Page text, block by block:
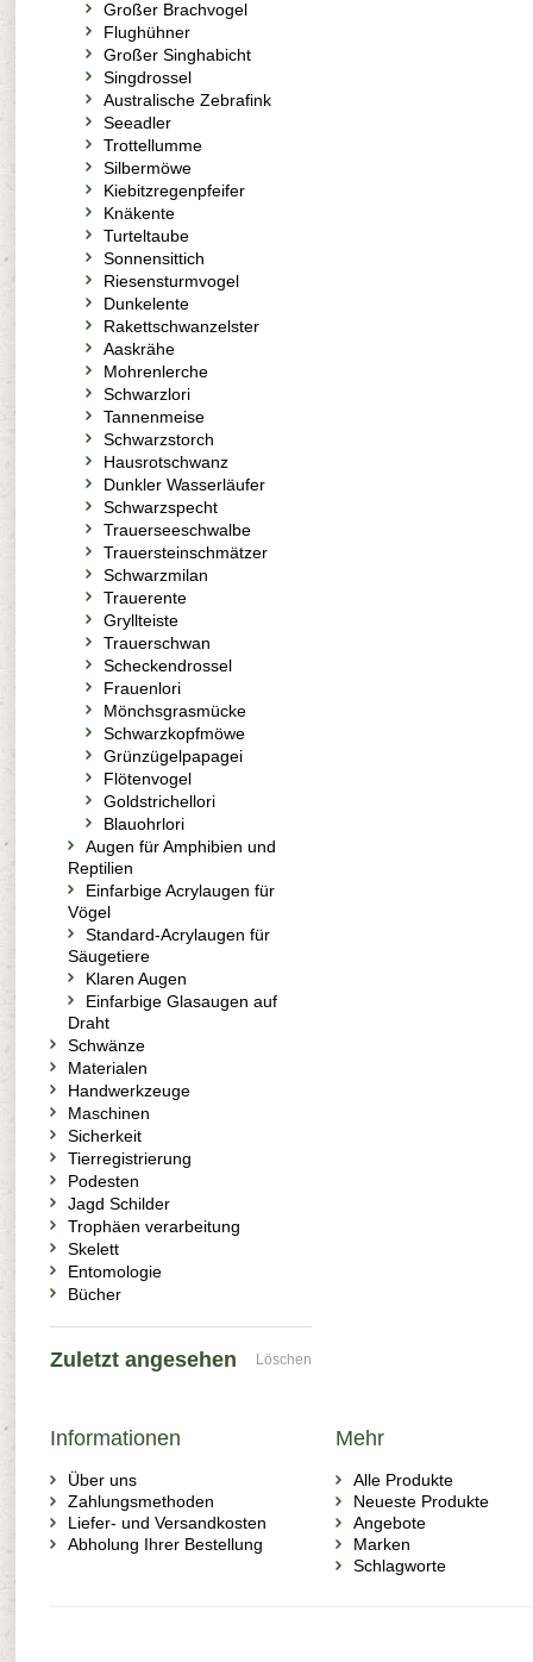
Großer Brachvogel
Flughühner
Großer Singhabicht
Singdrossel
Australische Zebrafink
Seeadler
Trottellumme
Silbermöwe
Kiebitzregenpfeifer
Knäkente
Turteltaube
Sonnensittich
Riesensturmvogel
Dunkelente
Rakettschwanzelster
Aaskrähe
Mohrenlerche
Schwarzlori
Tannenmeise
Schwarzstorch
Hausrotschwanz
Dunkler Wasserläufer
Schwarzspecht
Trauerseeschwalbe
Trauersteinschmätzer
Schwarzmilan
Trauerente
Gryllteiste
Trauerschwan
Scheckendrossel
Frauenlori
Mönchsgrasmücke
Schwarzkopfmöwe
Grünzügelpapagei
Flötenvogel
Goldstrichellori
Blauohrlori
Augen für Amphibien und
Reptilien
Einfarbige Acrylaugen für
Vögel
Standard-Acrylaugen für
Säugetiere
Klaren Augen
Einfarbige Glasaugen auf
Draht
Schwänze
Materialen
Handwerkzeuge
Maschinen
Sicherkeit
Tierregistrierung
Podesten
Jagd Schilder
Trophäen verarbeitung
Skelett
Entomologie
Bücher
Zuletzt angesehen Löschen
Informationen
Über uns
Zahlungsmethoden
Liefer- und Versandkosten
Abholung Ihrer Bestellung
Mehr
Alle Produkte
Neueste Produkte
Angebote
Marken
Schlagworte